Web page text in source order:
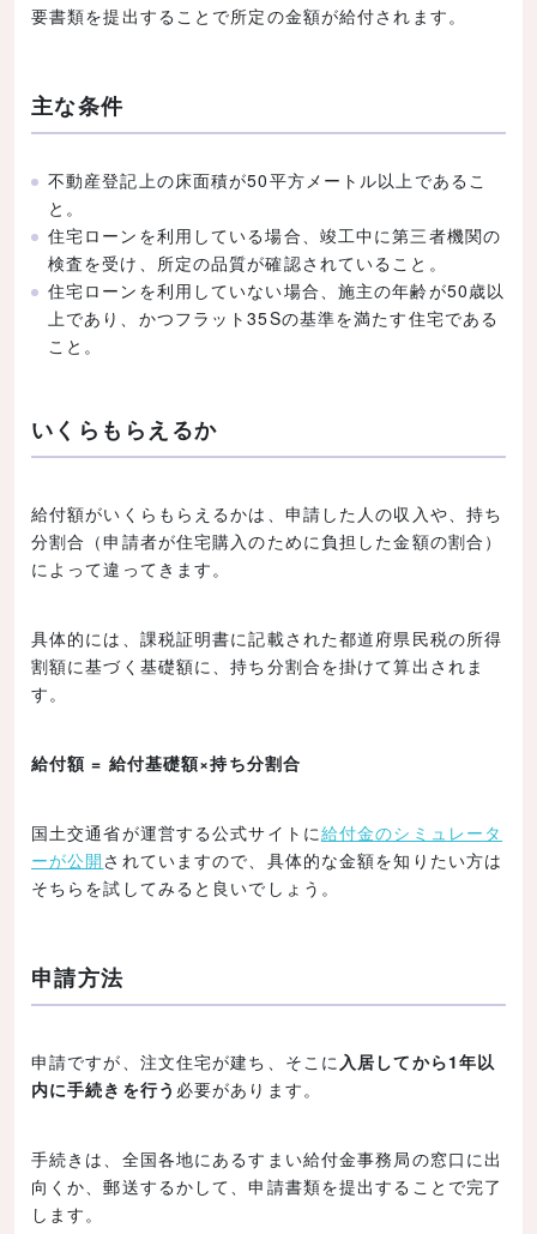
要書類を提出することで所定の金額が給付されます。
主な条件
不動産登記上の床面積が50平方メートル以上であるこ
と。
住宅ローンを利用している場合、竣工中に第三者機関の
検査を受け、所定の品質が確認されていること。
住宅ローンを利用していない場合、施主の年齢が50歳以
上であり、かつフラット35Sの基準を満たす住宅である
こと。
いくらもらえるか
給付額がいくらもらえるかは、申請した人の収入や、持ち
分割合（申請者が住宅購入のために負担した金額の割合）
によって違ってきます。
具体的には、課税証明書に記載された都道府県民税の所得
割額に基づく基礎額に、持ち分割合を掛けて算出されま
す。
給付額 = 給付基礎額×持ち分割合
国土交通省が運営する公式サイトに給付金のシミュレータ
ーが公開されていますので、具体的な金額を知りたい方は
そちらを試してみると良いでしょう。
申請方法
申請ですが、注文住宅が建ち、そこに 入居してから1年以
内に手続きを行う 必要があります。
手続きは、全国各地にあるすまい給付金事務局の窓口に出
向くか、郵送するかして、申請書類を提出することで完了
します。